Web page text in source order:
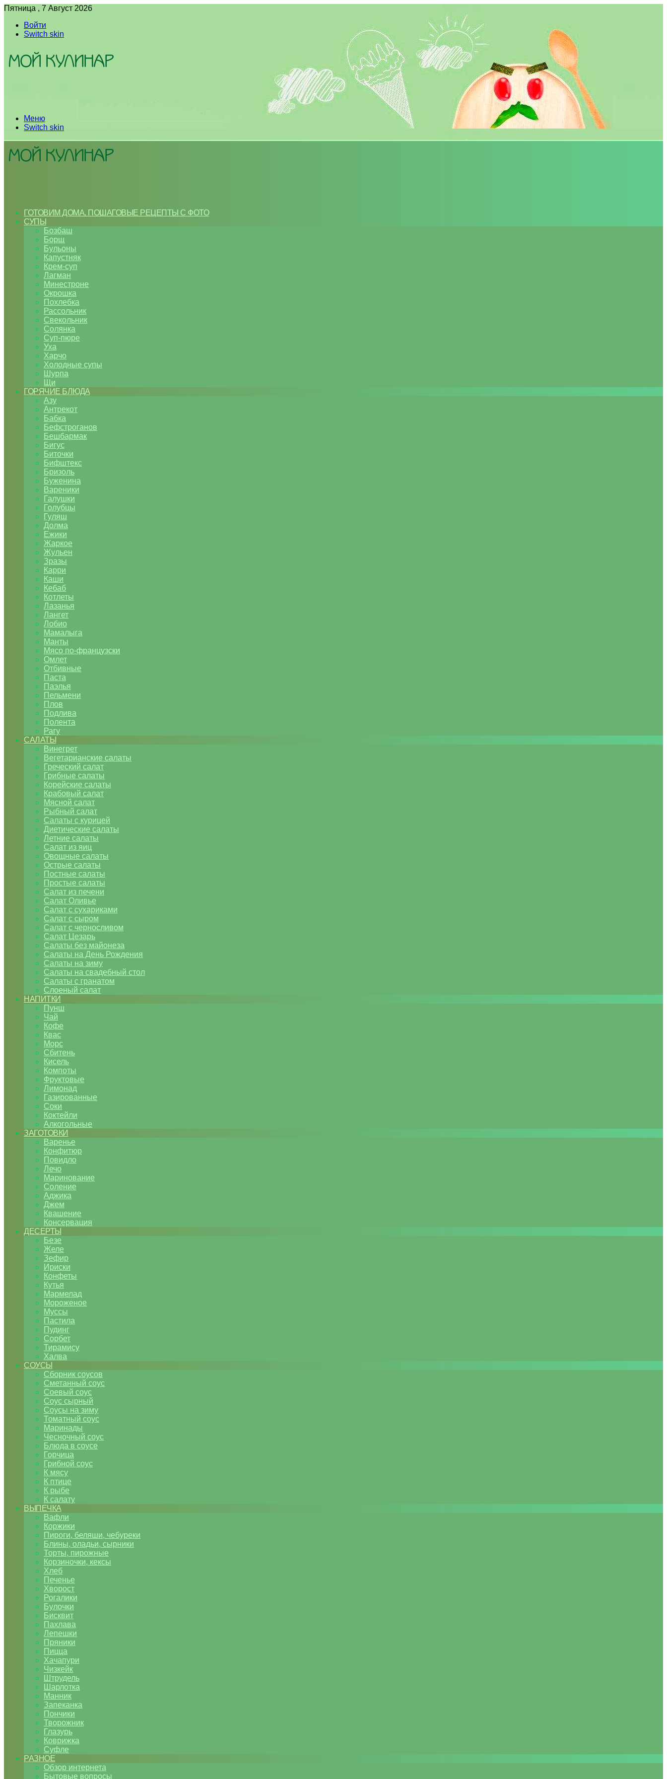
Пятница , 7 Август 2026
Войти
Switch skin
Меню
Switch skin
ГОТОВИМ ДОМА. ПОШАГОВЫЕ РЕЦЕПТЫ С ФОТО
СУПЫ
Бозбаш
Борщ
Бульоны
Капустняк
Крем-суп
Лагман
Минестроне
Окрошка
Похлебка
Рассольник
Свекольник
Солянка
Суп-пюре
Уха
Харчо
Холодные супы
Шурпа
Щи
ГОРЯЧИЕ БЛЮДА
Азу
Антрекот
Бабка
Бефстроганов
Бешбармак
Бигус
Биточки
Бифштекс
Бризоль
Буженина
Вареники
Галушки
Голубцы
Гуляш
Долма
Ежики
Жаркое
Жульен
Зразы
Карри
Каши
Кебаб
Котлеты
Лазанья
Лангет
Лобио
Мамалыга
Манты
Мясо по-французски
Омлет
Отбивные
Паста
Паэлья
Пельмени
Плов
Подлива
Полента
Рагу
САЛАТЫ
Винегрет
Вегетарианские салаты
Греческий салат
Грибные салаты
Корейские салаты
Крабовый салат
Мясной салат
Рыбный салат
Салаты с курицей
Диетические салаты
Летние салаты
Салат из яиц
Овощные салаты
Острые салаты
Постные салаты
Простые салаты
Салат из печени
Салат Оливье
Салат с сухариками
Салат с сыром
Салат с черносливом
Салат Цезарь
Салаты без майонеза
Салаты на День Рождения
Салаты на зиму
Салаты на свадебный стол
Салаты с гранатом
Слоеный салат
НАПИТКИ
Пунш
Чай
Кофе
Квас
Морс
Сбитень
Кисель
Компоты
Фруктовые
Лимонад
Газированные
Соки
Коктейли
Алкогольные
ЗАГОТОВКИ
Варенье
Конфитюр
Повидло
Лечо
Маринование
Соление
Аджика
Джем
Квашение
Консервация
ДЕСЕРТЫ
Безе
Желе
Зефир
Ириски
Конфеты
Кутья
Мармелад
Мороженое
Муссы
Пастила
Пудинг
Сорбет
Тирамису
Халва
СОУСЫ
Сборник соусов
Сметанный соус
Соевый соус
Соус сырный
Соусы на зиму
Томатный соус
Маринады
Чесночный соус
Блюда в соусе
Горчица
Грибной соус
К мясу
К птице
К рыбе
К салату
ВЫПЕЧКА
Вафли
Коржики
Пироги, беляши, чебуреки
Блины, оладьи, сырники
Торты, пирожные
Корзиночки, кексы
Хлеб
Печенье
Хворост
Рогалики
Булочки
Бисквит
Пахлава
Лепешки
Пряники
Пицца
Хачапури
Чизкейк
Штрудель
Шарлотка
Манник
Запеканка
Пончики
Творожник
Глазурь
Коврижка
Суфле
РАЗНОЕ
Обзор интернета
Бытовые вопросы